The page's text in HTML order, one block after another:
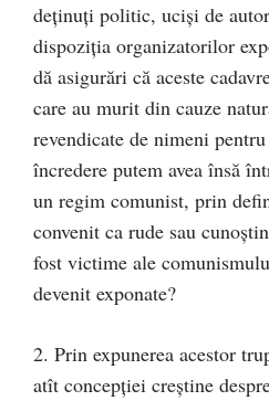
deţinuţi politic, ucişi de
dispoziţia organizatorilor
dă asigurări că aceste
care au murit din cauze
revendicate de nimeni
încredere putem avea însă
un regim comunist, prin
convenit ca rude sau
fost victime ale
devenit exponate?
2. Prin expunerea acestor
atît concepţiei creştine